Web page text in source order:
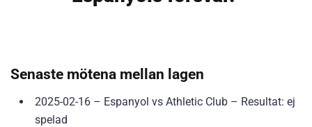
Senaste mötena mellan lagen
2025-02-16 – Espanyol vs Athletic Club – Resultat: ej
spelad